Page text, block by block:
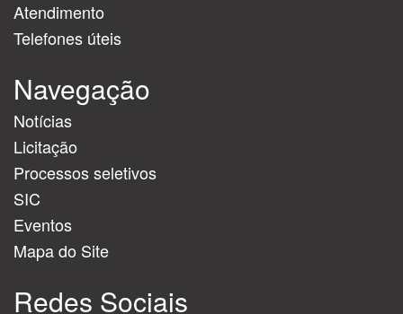
Atendimento
Telefones úteis
Navegação
Notícias
Licitação
Processos seletivos
SIC
Eventos
Mapa do Site
Redes Sociais